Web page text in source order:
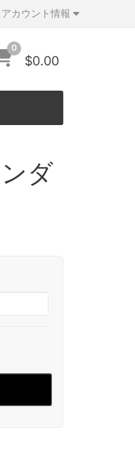
アカウント情報
0
$0.00
ダ